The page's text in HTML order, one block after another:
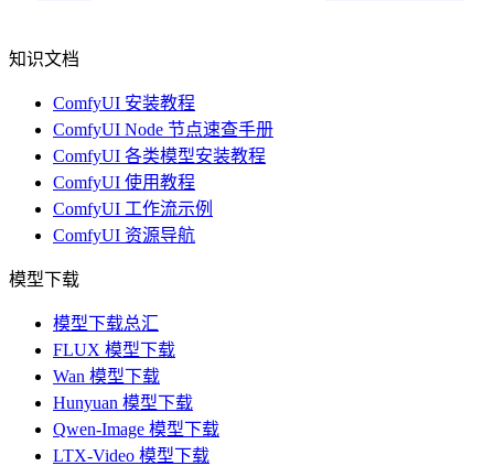
知识文档
ComfyUI 安装教程
ComfyUI Node 节点速查手册
ComfyUI 各类模型安装教程
ComfyUI 使用教程
ComfyUI 工作流示例
ComfyUI 资源导航
模型下载
模型下载总汇
FLUX 模型下载
Wan 模型下载
Hunyuan 模型下载
Qwen-Image 模型下载
LTX-Video 模型下载